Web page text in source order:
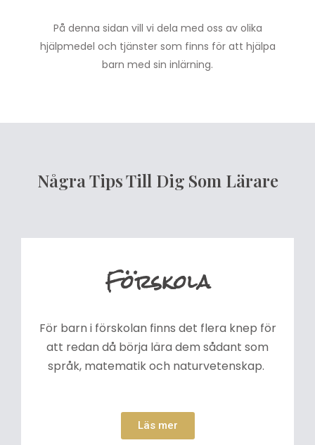
På denna sidan vill vi dela med oss av olika
hjälpmedel och tjänster som finns för att hjälpa
barn med sin inlärning.
Några Tips Till Dig Som Lärare
Förskola
För barn i förskolan finns det flera knep för
att redan då börja lära dem sådant som
språk, matematik och naturvetenskap.
Läs mer